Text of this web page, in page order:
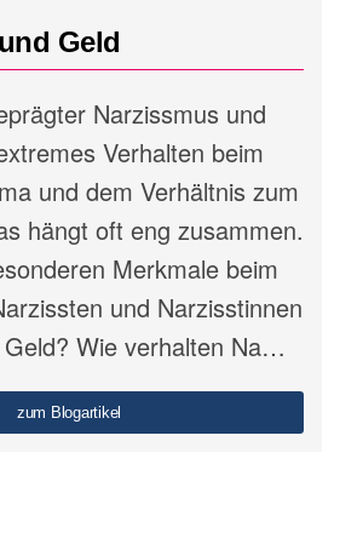
Geld
Narzissmus und
Verhalten beim
und dem Verhältnis zum
hängt oft eng zusammen.
Merkmale beim
und Narzisstinnen
Wie verhalten Na…
zum Blogartikel